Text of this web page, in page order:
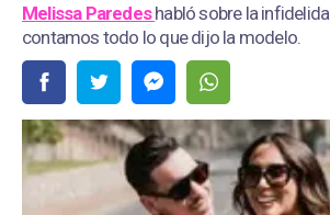
Melissa Paredeshabló sobre la
contamos todo lo que dijo la modelo.